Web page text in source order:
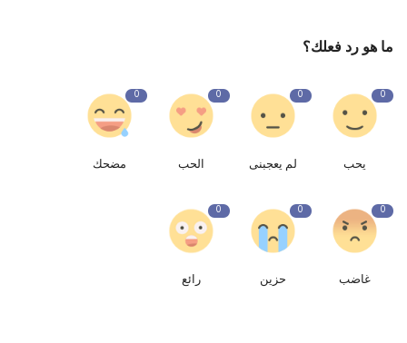
ما هو رد فعلك؟
0
يحب
0
لم يعجبنى
0
الحب
0
مضحك
0
غاضب
0
حزين
0
رائع